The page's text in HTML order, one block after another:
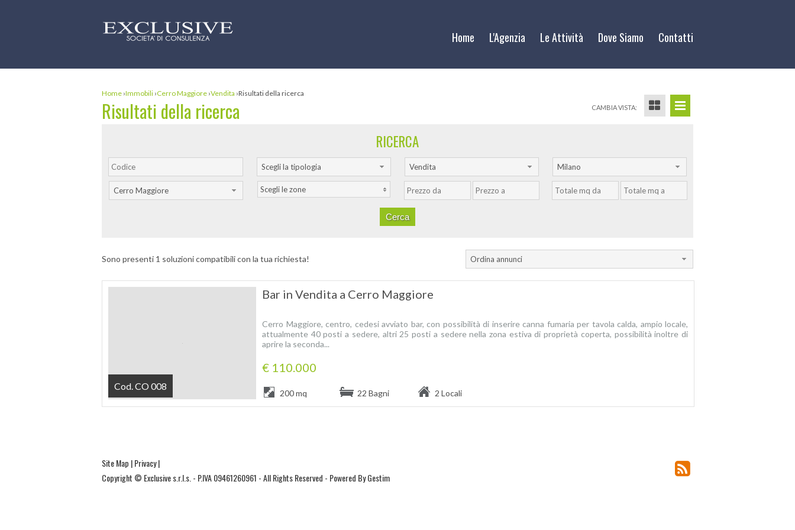
Home L'Agenzia Le Attività Dove Siamo Contatti
Home ›Immobili ›Cerro Maggiore ›Vendita ›Risultati della ricerca
Risultati della ricerca
RICERCA
Scegli la tipologia Vendita Milano
Cerro Maggiore Scegli le zone
CAMBIA VISTA:
Sono presenti 1 soluzioni compatibili con la tua richiesta! Ordina annunci
Bar in Vendita a Cerro Maggiore
Cerro Maggiore, centro, cedesi avviato bar, con possibilità di inserire canna fumaria per tavola calda, ampio locale,
attualmente 40 posti a sedere, altri 25 posti a sedere nella zona estiva di proprietà coperta, possibilità inoltre di
aprire la seconda...
€ 110.000
Cod. CO 008
200 mq 22 Bagni 2 Locali
Site Map |Privacy|
Copyright © Exclusive s.r.l.s. - P.IVA 09461260961 - All Rights Reserved - Powered By Gestim